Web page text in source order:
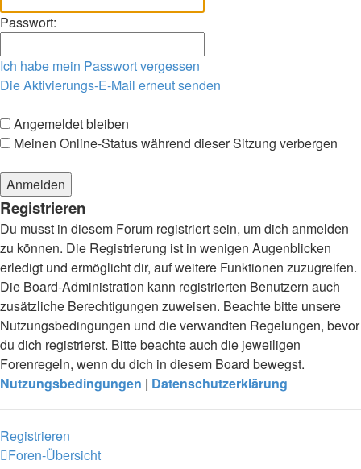
Passwort:
Ich habe mein Passwort vergessen
Die Aktivierungs-E-Mail erneut senden
Angemeldet bleiben
Meinen Online-Status während dieser Sitzung verbergen
Registrieren
Du musst in diesem Forum registriert sein, um dich anmelden
zu können. Die Registrierung ist in wenigen Augenblicken
erledigt und ermöglicht dir, auf weitere Funktionen zuzugreifen.
Die Board-Administration kann registrierten Benutzern auch
zusätzliche Berechtigungen zuweisen. Beachte bitte unsere
Nutzungsbedingungen und die verwandten Regelungen, bevor
du dich registrierst. Bitte beachte auch die jeweiligen
Forenregeln, wenn du dich in diesem Board bewegst.
Nutzungsbedingungen | Datenschutzerklärung
Registrieren
Foren-Übersicht